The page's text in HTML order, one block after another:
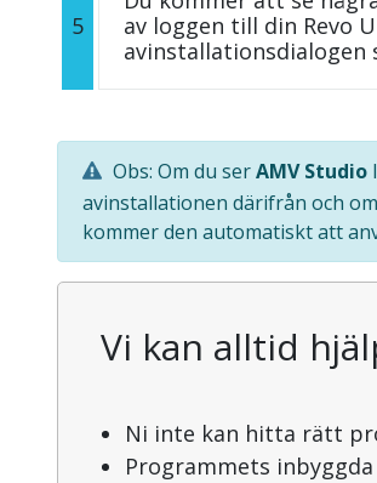
5
av loggen till din Revo
avinstallationsdialogen
Obs: Om du serAMV Studio
avinstallationen därifrån och
kommer den automatiskt att
Vi kan alltid
Ni inte kan hitta rätt
Programmets